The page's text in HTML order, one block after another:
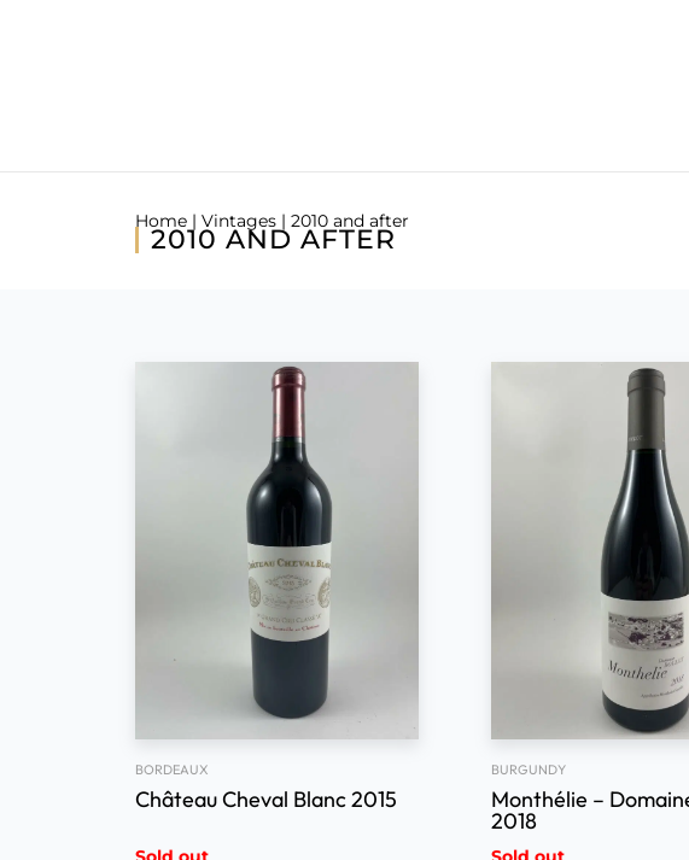
Home | Vintages | 2010 and after
2010 AND AFTER
BORDEAUX
Château Cheval Blanc 2015
BURGUNDY
Monthélie –
2018